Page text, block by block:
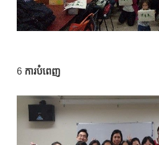
6 ការបំពេញ